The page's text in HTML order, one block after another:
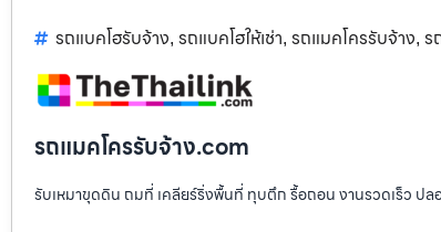
รถแบคโฮรับจ้าง, รถแบคโฮให้เช่า, รถแมคโครรับจ้าง, ร
รถแมคโครรับจ้าง.com
รับเหมาขุดดิน ถมที่ เคลียร์ริ่งพื้นที่ ทุบตึก รื้อถอน งานรวดเร็ว ปล